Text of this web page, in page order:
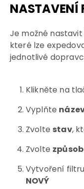
NASTAVENÍ
Je možné
které lze
jednotlivé
Klikněte na
Vyplňte
Zvolte stav,
Zvolte
Vytvoření
NOVÝ